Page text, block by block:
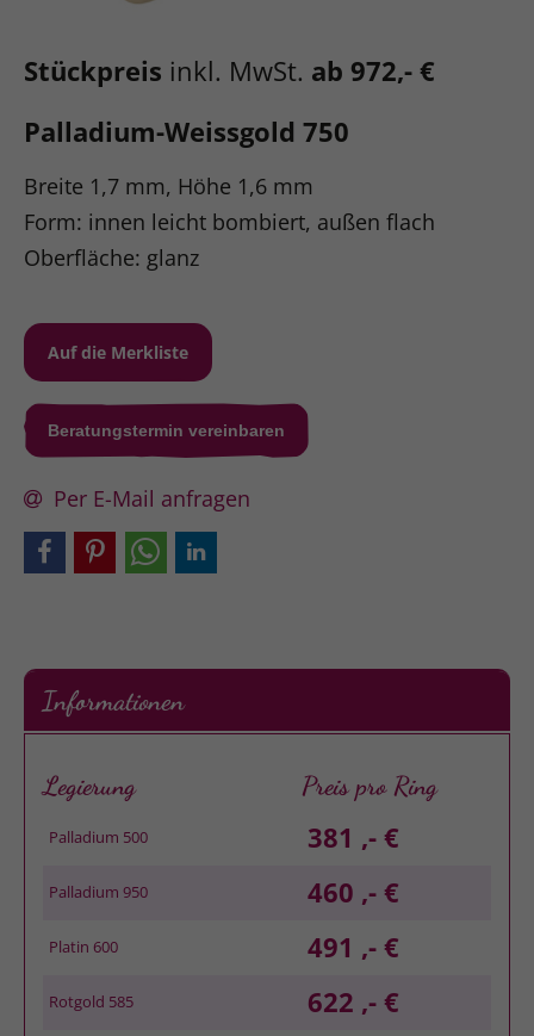
Stückpreis inkl. MwSt. ab 972,- €
Palladium-Weissgold 750
Breite 1,7 mm, Höhe 1,6 mm
Form: innen leicht bombiert, außen flach
Oberfläche: glanz
Beratungstermin vereinbaren
Per E-Mail anfragen
Informationen
Legierung Preis pro Ring
Palladium 500 381 ,- €
Palladium 950 460 ,- €
Platin 600 491 ,- €
Rotgold 585 622 ,- €